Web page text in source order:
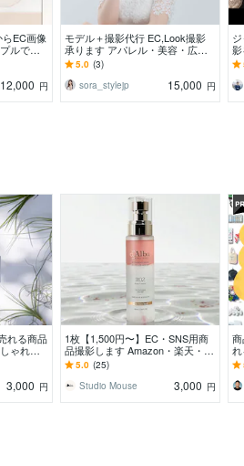
EC画像
ルでお
ら選ぶ
12,000 円
モデル＋撮影代行 EC,Look撮影
承ります アパレル・美容・広
告。プロカメラマン/HM/提携スタ
ジオ対応
5.0 (3)
sora_stylejp
15,000 円
で
れる商品
ゃれ物
対応
3,000 円
1枚【1,500円〜】EC・SNS用商
品撮影します Amazon・楽天・イ
ンスタ・広告などの撮影代行を格
安で！
5.0 (25)
Studio Mouse
3,000 円
天